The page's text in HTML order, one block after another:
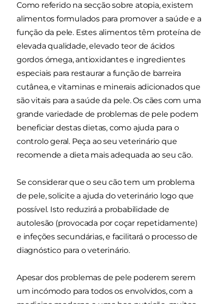
Como referido na secção sobre atopia, existem
alimentos formulados para promover a saúde e a
função da pele. Estes alimentos têm proteína de
elevada qualidade, elevado teor de ácidos
gordos ómega, antioxidantes e ingredientes
especiais para restaurar a função de barreira
cutânea, e vitaminas e minerais adicionados que
são vitais para a saúde da pele. Os cães com uma
grande variedade de problemas de pele podem
beneficiar destas dietas, como ajuda para o
controlo geral. Peça ao seu veterinário que
recomende a dieta mais adequada ao seu cão.
Se considerar que o seu cão tem um problema
de pele, solicite a ajuda do veterinário logo que
possível. Isto reduzirá a probabilidade de
autolesão (provocada por coçar repetidamente)
e infeções secundárias, e facilitará o processo de
diagnóstico para o veterinário.
Apesar dos problemas de pele poderem serem
um incómodo para todos os envolvidos, com a